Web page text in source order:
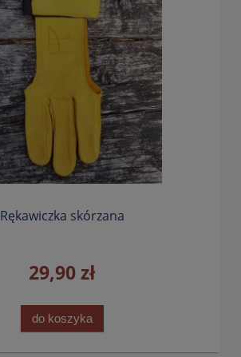
Rękawiczka skórzana
29,90 zł
do koszyka